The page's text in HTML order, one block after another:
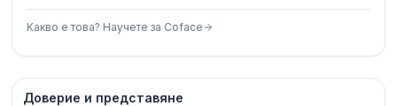
Какво е това? Научете за Coface
Доверие и представяне